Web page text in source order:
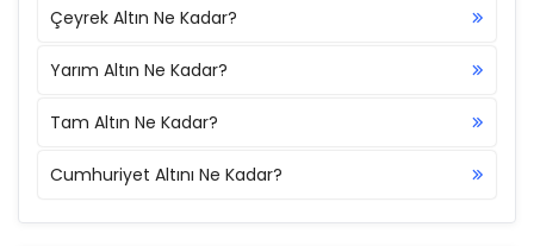
Çeyrek Altın Ne Kadar?
Yarım Altın Ne Kadar?
Tam Altın Ne Kadar?
Cumhuriyet Altını Ne Kadar?